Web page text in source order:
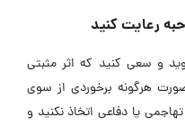
و سعی کنید که اثر مثبتی
هرگونه برخوردی از سوی
یا دفاعی اتخاذ نکنید و